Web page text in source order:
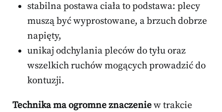
stabilna postawa ciała to podstawa: plecy
muszą być wyprostowane, a brzuch dobrze
napięty,
unikaj odchylania pleców do tyłu oraz
wszelkich ruchów mogących prowadzić do
kontuzji.
Technika ma ogromne znaczeniew trakcie